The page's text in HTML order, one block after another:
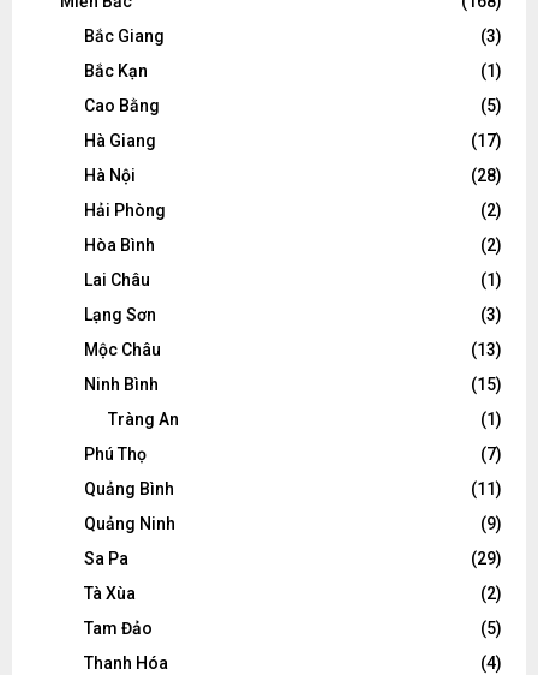
Bắc Giang
(3)
Bắc Kạn
(1)
Cao Bằng
(5)
Hà Giang
(17)
Hà Nội
(28)
Hải Phòng
(2)
Hòa Bình
(2)
Lai Châu
(1)
Lạng Sơn
(3)
Mộc Châu
(13)
Ninh Bình
(15)
Tràng An
(1)
Phú Thọ
(7)
Quảng Bình
(11)
Quảng Ninh
(9)
Sa Pa
(29)
Tà Xùa
(2)
Tam Đảo
(5)
Thanh Hóa
(4)